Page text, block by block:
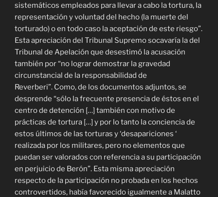
sistemáticos empleados para llevar a cabo la tortura, la
representación y voluntad del hecho (la muerte del
torturado) o en todo caso la aceptación de este riesgo”.
Esta apreciación del Tribunal Supremo socavaría la del
Tribunal de Apelación que desestimó la acusación
también por “no lograr demostrar la gravedad
circunstancial de la responsabilidad de
Reverberi”. Como, de los documentos adjuntos, se
desprende “sólo la frecuente presencia de éstos en el
centro de detención […] también con motivo de
prácticas de tortura […] y por lo tanto la conciencia de
estos últimos de las torturas y ‘desapariciones ‘
realizada por los militares, pero no elementos que
puedan ser valorados con referencia a su participación
en perjuicio de Berón”. Esta misma apreciación
respecto de la participación no probada en los hechos
controvertidos, había favorecido igualmente a Malatto